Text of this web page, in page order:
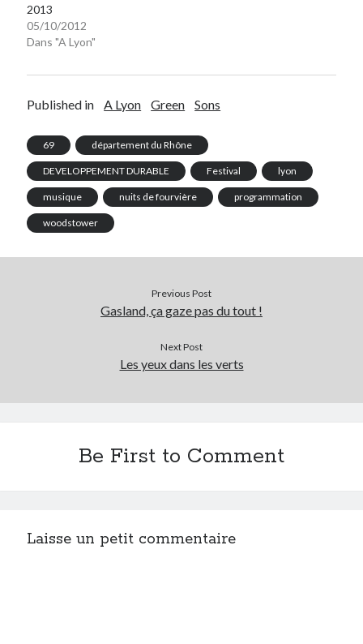
2013
05/10/2012
Dans "A Lyon"
Published in A Lyon Green Sons
69 département du Rhône
DEVELOPPEMENT DURABLE Festival lyon
musique nuits de fourvière programmation
woodstower
Previous Post
Gasland, ça gaze pas du tout !
Next Post
Les yeux dans les verts
Be First to Comment
Laisse un petit commentaire